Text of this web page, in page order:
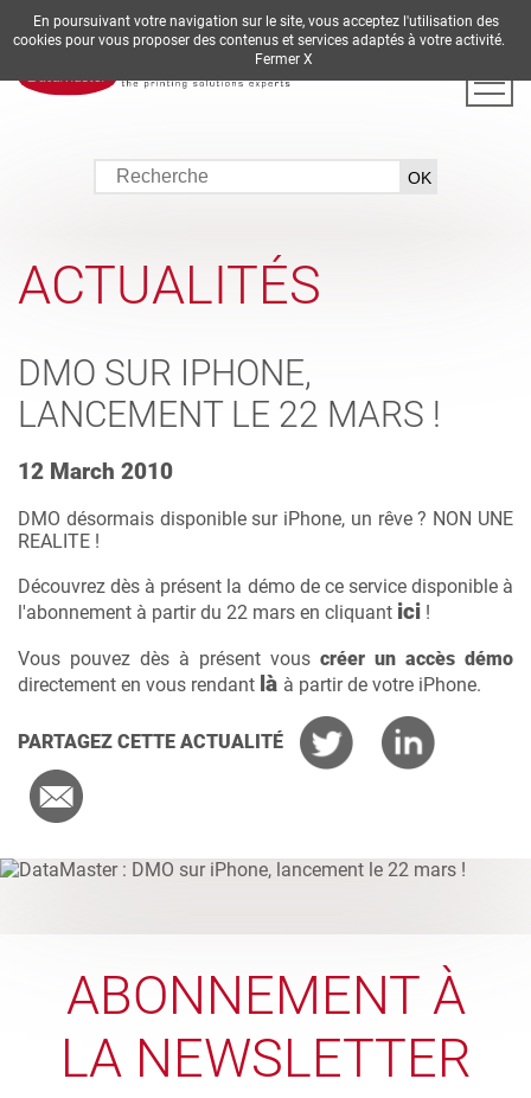
DE EN ES FR IT
ACTUALITÉS
DMO SUR IPHONE,
LANCEMENT LE 22 MARS !
12 March 2010
DMO désormais disponible sur iPhone, un rêve ? NON UNE
REALITE !
Découvrez dès à présent la démo de ce service disponible à
l'abonnement à partir du 22 mars en cliquant ici !
Vous pouvez dès à présent vous créer un accès démo
directement en vous rendant là à partir de votre iPhone.
PARTAGEZ CETTE ACTUALITÉ
ABONNEMENT À
LA NEWSLETTER
En poursuivant votre navigation sur le site, vous acceptez l'utilisation des
cookies pour vous proposer des contenus et services adaptés à votre activité.
Fermer X